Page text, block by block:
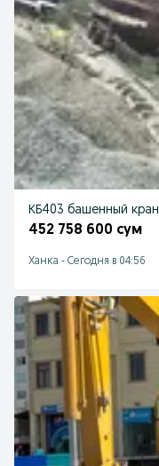
КБ403 башенный кран
452 758 600 сум
Ханка - Сегодня в 04:56